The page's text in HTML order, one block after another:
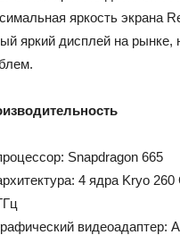
яркость экрана
яркий дисплей на рынке,
Snapdragon 665
4 ядра Kryo
видеоадаптер: